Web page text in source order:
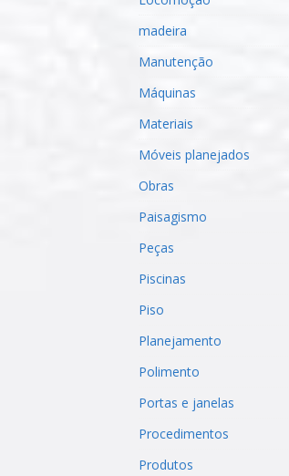
madeira
Manutenção
Máquinas
Materiais
Móveis planejados
Obras
Paisagismo
Peças
Piscinas
Piso
Planejamento
Polimento
Portas e janelas
Procedimentos
Produtos